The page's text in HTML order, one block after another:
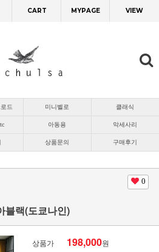
CART MYPAGE VIEW
드 미니벨로 클래식
아동용 악세사리
상품문의 구매후기
0
블랙(도쿄나인)
상품가 198,000원